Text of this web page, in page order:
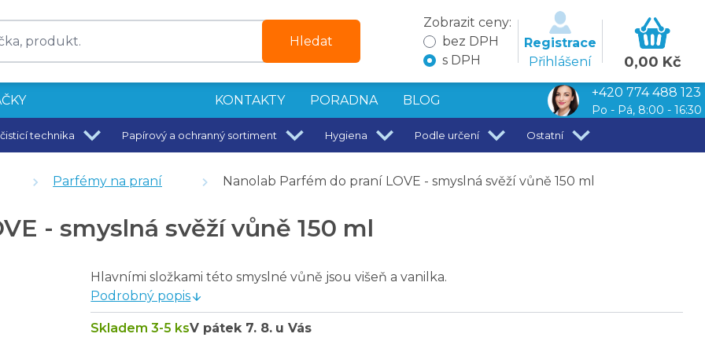
Hledat
Zobrazit ceny:
bez DPH
s DPH
Registrace
Přihlášení
0,00 Kč
KONTAKTY PORADNA BLOG
+420 774 488 123
Po - Pá, 8:00 - 16:30
technika Papírový a ochranný sortiment Hygiena Podle určení Ostatní
vůní No. 1 - 500 ml
vůně lučních bylin 150 ml
ml
ml
na praní 250 ml
na praní 250 ml
Parfémy na praní Nanolab Parfém do praní LOVE - smyslná svěží vůně 150 ml
- smyslná svěží vůně 150 ml
Hlavními složkami této smyslné vůně jsou višeň a vanilka.
Podrobný popis
Skladem 3-5 ksV pátek 7. 8. u Vás